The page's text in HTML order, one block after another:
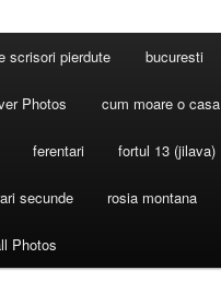
scrisori pierdute bucuresti
Photos cum moare o casa
ferentari fortul 13 (jilava)
secunde rosia montana
Photos